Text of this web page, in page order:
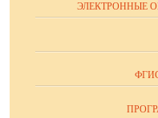
ЭЛЕКТРОННЫЕ